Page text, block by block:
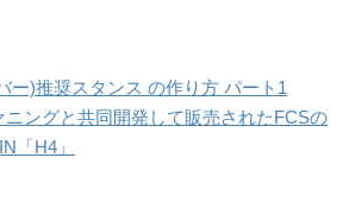
ー)推奨スタンス の作り方 パート1
ニングと共同開発して販売されたFCSの
「H4」